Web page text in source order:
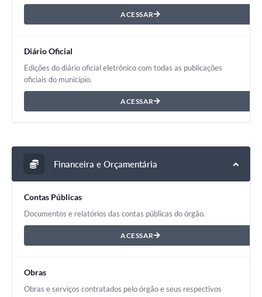
ACESSAR
Diário Oficial
Edições do diário oficial eletrônico com todas as publicações
oficiais do município.
ACESSAR
Financeira e Orçamentária
Contas Públicas
Documentos e relatórios das contas públicas do órgão.
ACESSAR
Obras
Obras e serviços contratados pelo órgão e seus respectivos